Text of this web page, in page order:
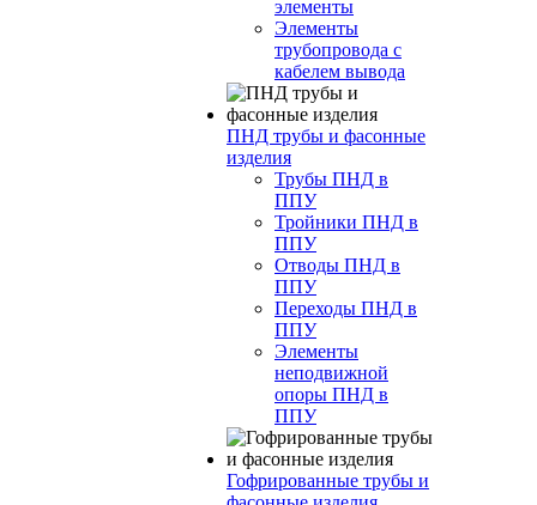
элементы
Элементы
трубопровода с
кабелем вывода
ПНД трубы и фасонные
изделия
Трубы ПНД в
ППУ
Тройники ПНД в
ППУ
Отводы ПНД в
ППУ
Переходы ПНД в
ППУ
Элементы
неподвижной
опоры ПНД в
ППУ
Гофрированные трубы и